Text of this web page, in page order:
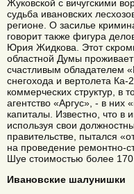
Жуковской с вичугскими
судьба ивановских
регионе. О засилье
говорит также фигура
Юрия Жидкова. Этот
областной Думы
счастливым обладателем
снегохода и вертолета
коммерческих структур, в
агентство «Аргус», - в них
капиталы. Известно, что в
используя свои
правительстве, пытался
на проведение ремонтно-
Шуе стоимостью более 170
Ивановские шалунишки